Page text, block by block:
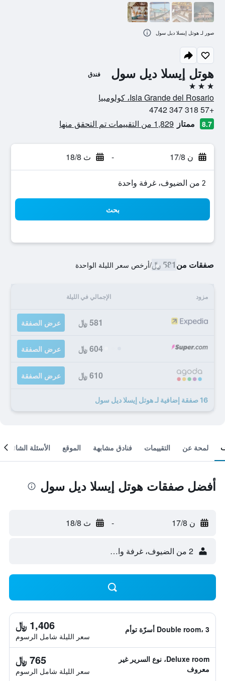
هوتل إيسلا ديل سول فندق
3 نجوم
Isla Grande del Rosario، كولومبيا
+57 318 347 4742
8.7 ممتاز 1,829 من التقييمات تم التحقق منها
ن 17/8 - ث 18/8
2 من الضيوف، غرفة واحدة
بحث
صفقات من581 ﷼ /أرخص سعر الليلة الواحدة
مزود الإجمالي في الليلة
581 ﷼ عرض الصفقة
604 ﷼ عرض الصفقة
610 ﷼ عرض الصفقة
16 صفقة إضافية لـ هوتل إيسلا ديل سول
صور لـ هوتل إيسلا ديل سول
لمحة عن التقييمات فنادق مشابهة الموقع الأسئلة الشائعة
أفضل صفقات هوتل إيسلا ديل سول
ن 17/8 - ث 18/8
2 من الضيوف، غرفة واحدة
Double room، 3 أسرّة توأم 1,406 ﷼
سعر الليلة شامل الرسوم
Deluxe room، نوع السرير غير
معروف
765 ﷼
سعر الليلة شامل الرسوم